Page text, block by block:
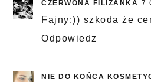
CZERWONA FILIŻANKA 7
Fajny:)) szkoda że
Odpowiedz
NIE DO KOŃCA